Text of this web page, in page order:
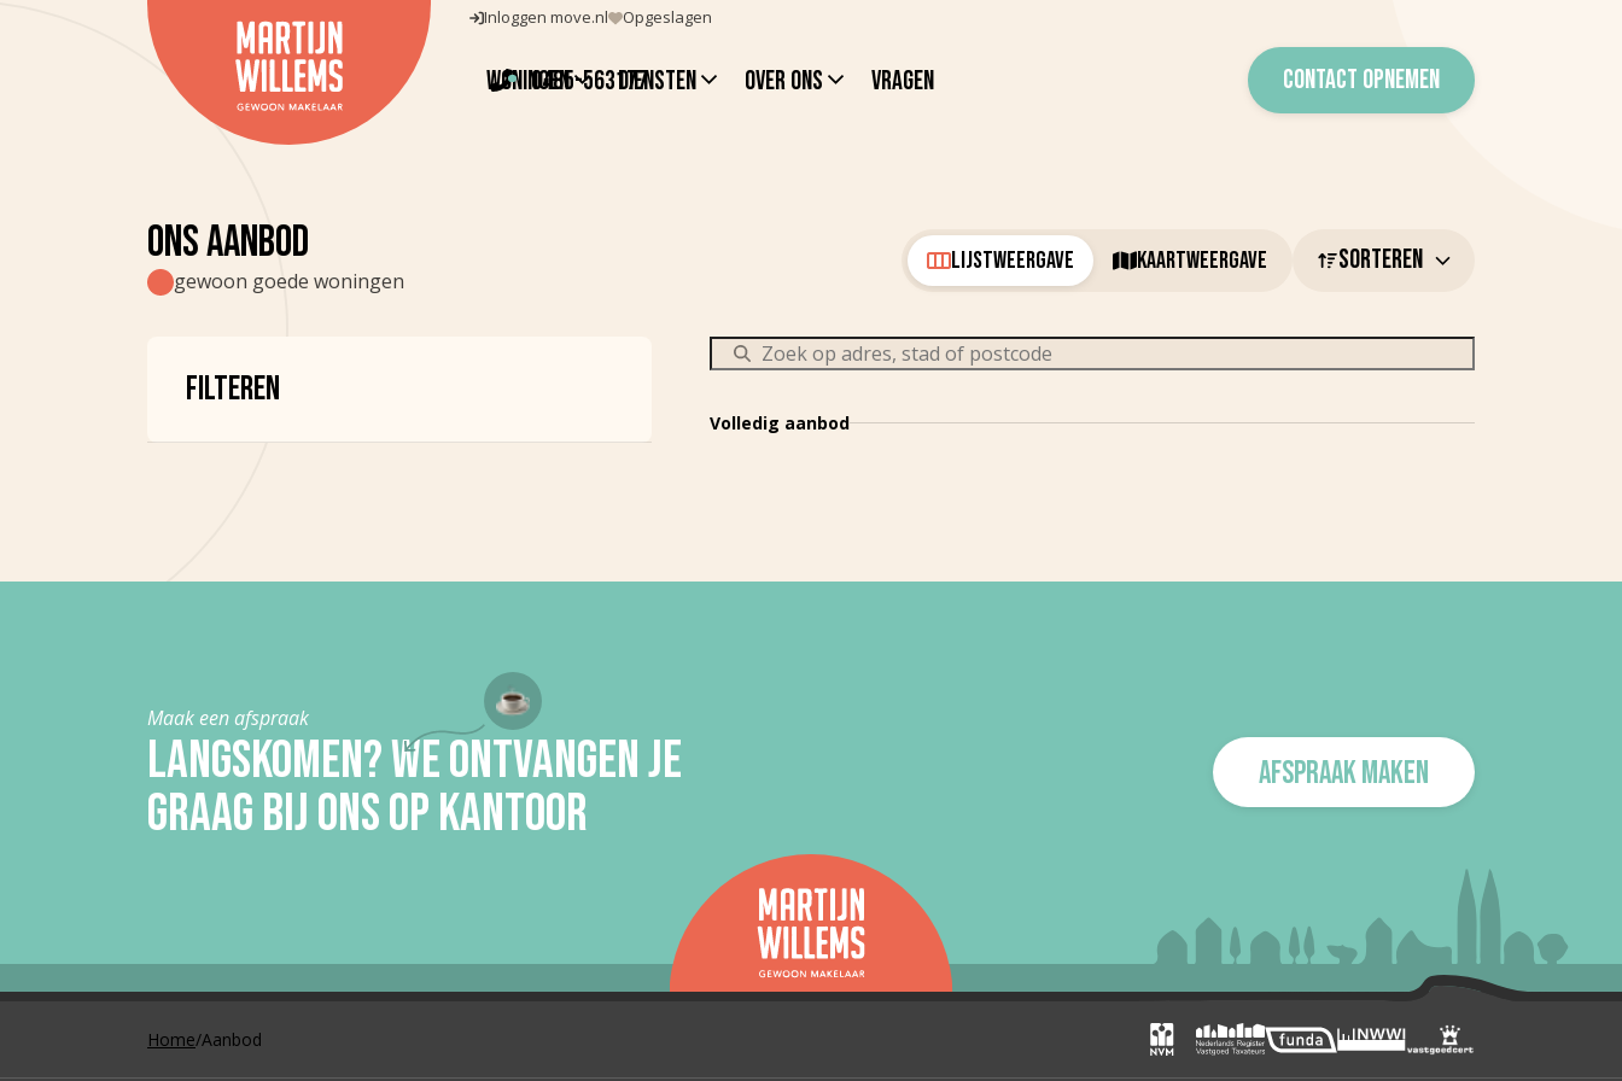
0485-563177
Inloggen move.nl Opgeslagen
Woningen Diensten Over ons Vragen CONTACT OPNEMEN
ONS AANBOD
gewoon goede woningen
LIJSTWEERGAVE KAARTWEERGAVE SORTEREN
FILTEREN
Volledig aanbod
Maak een afspraak
LANGSKOMEN? WE ONTVANGEN JE
GRAAG BIJ ONS OP KANTOOR
AFSPRAAK MAKEN
Home/Aanbod